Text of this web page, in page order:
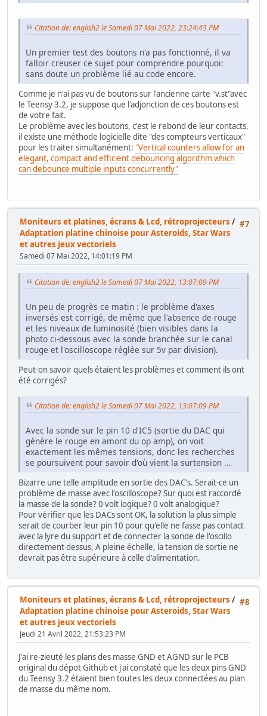
Citation de: english2 le Samedi 07 Mai 2022, 23:24:45 PM
Un premier test des boutons n'a pas fonctionné, il va
falloir creuser ce sujet pour comprendre pourquoi:
sans doute un problème lié au code encore.
Comme je n'ai pas vu de boutons sur l'ancienne carte "v.st"avec
le Teensy 3.2, je suppose que l'adjonction de ces boutons est
de votre fait.
Le problème avec les boutons, c'est le rebond de leur contacts,
il existe une méthode logicielle dite "des compteurs verticaux"
pour les traiter simultanément: "Vertical counters allow for an
elegant, compact and efficient debouncing algorithm which
can debounce multiple inputs concurrently"
#7
Moniteurs et platines, écrans & Lcd, rétroprojecteurs /
Adaptation platine chinoise pour Asteroids, Star Wars
et autres jeux vectoriels
Samedi 07 Mai 2022, 14:01:19 PM
Citation de: english2 le Samedi 07 Mai 2022, 13:07:09 PM
Un peu de progrès ce matin : le problème d'axes
inversés est corrigé, de même que l'absence de rouge
et les niveaux de luminosité (bien visibles dans la
photo ci-dessous avec la sonde branchée sur le canal
rouge et l'oscilloscope réglée sur 5v par division).
Peut-on savoir quels étaient les problèmes et comment ils ont
été corrigés?
Citation de: english2 le Samedi 07 Mai 2022, 13:07:09 PM
Avec la sonde sur le pin 10 d'IC5 (sortie du DAC qui
génère le rouge en amont du op amp), on voit
exactement les mêmes tensions, donc les recherches
se poursuivent pour savoir d'où vient la surtension ...
Bizarre une telle amplitude en sortie des DAC's. Serait-ce un
problème de masse avec l'oscilloscope? Sur quoi est raccordé
la masse de la sonde? 0 volt logique? 0 volt analogique?
Pour vérifier que les DACs sont OK, la solution la plus simple
serait de courber leur pin 10 pour qu'elle ne fasse pas contact
avec la lyre du support et de connecter la sonde de l'oscillo
directement dessus, A pleine échelle, la tension de sortie ne
devrait pas être supérieure à celle d'alimentation.
#8
Moniteurs et platines, écrans & Lcd, rétroprojecteurs /
Adaptation platine chinoise pour Asteroids, Star Wars
et autres jeux vectoriels
Jeudi 21 Avril 2022, 21:53:23 PM
J'ai re-zieuté les plans des masse GND et AGND sur le PCB
original du dépot Github et j'ai constaté que les deux pins GND
du Teensy 3.2 étaient bien toutes les deux connectées au plan
de masse du même nom.